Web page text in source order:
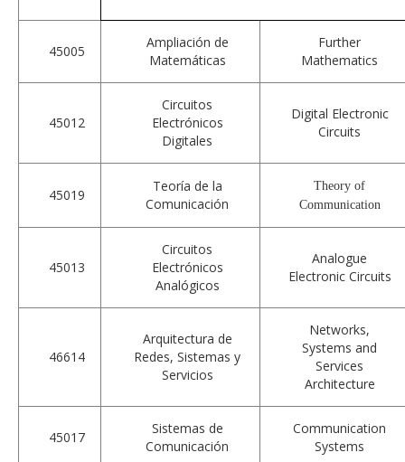
45005
Ampliación de
Matemáticas
Further
Mathematics
45012
Circuitos
Electrónicos
Digitales
Digital Electronic
Circuits
45019
Teoría de la
Comunicación
Theory of
Communication
45013
Circuitos
Electrónicos
Analógicos
Analogue
Electronic Circuits
46614
Arquitectura de
Redes, Sistemas y
Servicios
Networks,
Systems and
Services
Architecture
45017
Sistemas de
Comunicación
Communication
Systems